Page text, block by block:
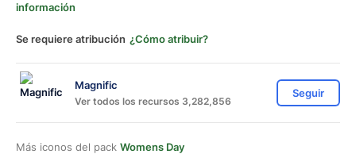
información
Se requiere atribución ¿Cómo atribuir?
Magnific
Ver todos los recursos 3,282,856
Seguir
Más iconos del pack Womens Day